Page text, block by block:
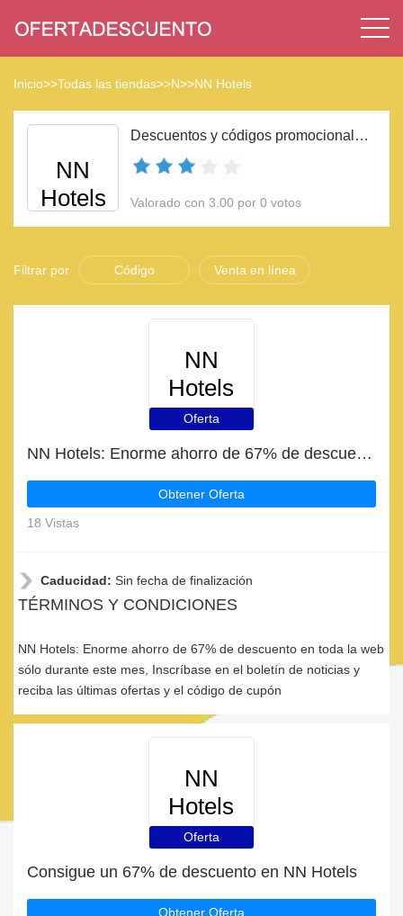
Inicio>>Todas las tiendas>>N>>NN Hotels
NN
Hotels
Descuentos y códigos promocionales NN Hotels 2023
Valorado con 3.00 por 0 votos
Filtrar por Código Venta en línea
NN
Hotels
Oferta
NN Hotels: Enorme ahorro de 67% de descuento en toda la web sólo durante este mes
Obtener Oferta
18 Vistas
Caducidad: Sin fecha de finalización
TÉRMINOS Y CONDICIONES
NN Hotels: Enorme ahorro de 67% de descuento en toda la web
sólo durante este mes, Inscríbase en el boletín de noticias y
reciba las últimas ofertas y el código de cupón
NN
Hotels
Oferta
Consigue un 67% de descuento en NN Hotels
Obtener Oferta